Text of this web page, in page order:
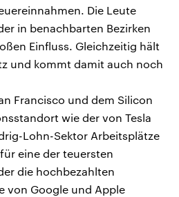
Die Leute
in benachbarten Bezirken
Einfluss. Gleichzeitig hält
und kommt damit auch noch
Francisco und dem Silicon
wie der von Tesla
Lohn-Sektor Arbeitsplätze
eine der teuersten
die hochbezahlten
von Google und Apple